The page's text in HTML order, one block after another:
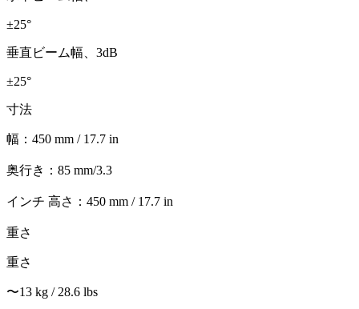
±25°
垂直ビーム幅、3dB
±25°
寸法
幅：450 mm / 17.7 in
奥行き：85 mm/3.3
インチ 高さ：450 mm / 17.7 in
重さ
重さ
〜13 kg / 28.6 lbs